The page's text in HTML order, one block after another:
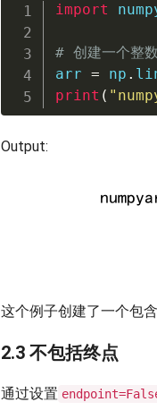
import
# 创建一个整
arr = np .
print (
Output:
这个例子创建了一个包
2.3 不包括终点
通过设置